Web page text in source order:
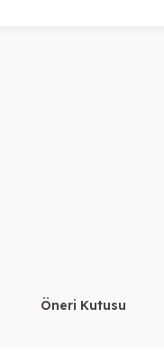
Öneri Kutusu